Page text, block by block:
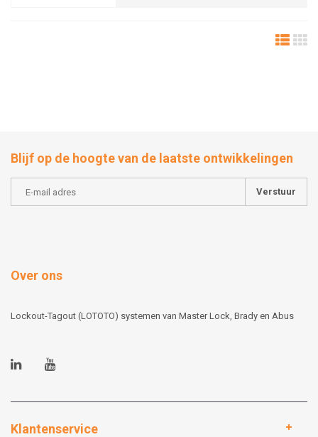
Blijf op de hoogte van de laatste ontwikkelingen
Verstuur
Over ons
Lockout-Tagout (LOTOTO) systemen van Master Lock, Brady en Abus
Klantenservice